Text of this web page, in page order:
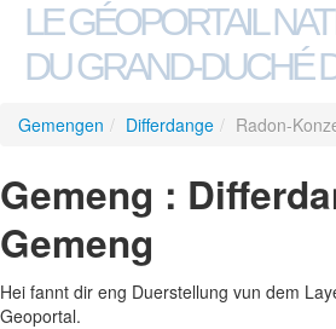
LE GÉOPORTAIL
DU GRAND-DUCHÉ
Gemengen / Differdange / Radon-
Gemeng :
Gemeng
Hei fannt dir eng Duerstellung vun dem
Geoportal.